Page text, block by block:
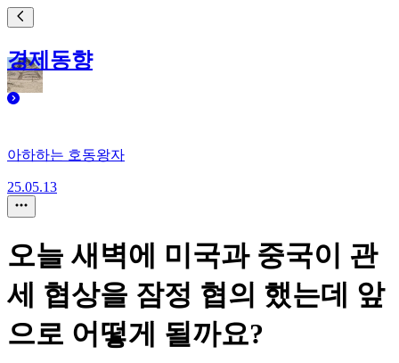
경제동향
아하하는 호동왕자
25.05.13
오늘 새벽에 미국과 중국이 관
세 협상을 잠정 협의 했는데 앞
으로 어떻게 될까요?